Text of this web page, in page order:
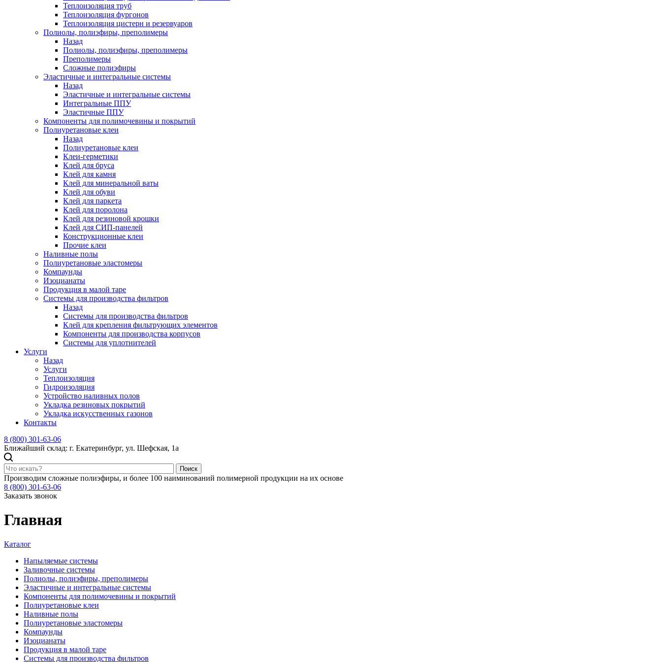
Теплоизоляция труб
Теплоизоляция фургонов
Теплоизоляция цистерн и резервуаров
Полиолы, полиэфиры, преполимеры
Назад
Полиолы, полиэфиры, преполимеры
Преполимеры
Сложные полиэфиры
Эластичные и интегральные системы
Назад
Эластичные и интегральные системы
Интегральные ППУ
Эластичные ППУ
Компоненты для полимочевины и покрытий
Полиуретановые клеи
Назад
Полиуретановые клеи
Клеи-герметики
Клей для бруса
Клей для камня
Клей для минеральной ваты
Клей для обуви
Клей для паркета
Клей для поролона
Клей для резиновой крошки
Клей для СИП-панелей
Конструкционные клеи
Прочие клеи
Наливные полы
Полиуретановые эластомеры
Компаунды
Изоцианаты
Продукция в малой таре
Системы для производства фильтров
Назад
Системы для производства фильтров
Клей для крепления фильтрующих элементов
Компоненты для производства корпусов
Системы для уплотнителей
Услуги
Назад
Услуги
Теплоизоляция
Гидроизоляция
Устройство наливных полов
Укладка резиновых покрытий
Укладка искусственных газонов
Контакты
8 (800) 301-63-06
Ближайший склад: г. Екатеринбург, ул. Шефская, 1а
Поиск
Производим сложные полиэфиры, и более 100 наиминований полимерной продукции на их основе
8 (800) 301-63-06
Заказать звонок
Главная
Каталог
Напыляемые системы
Заливочные системы
Полиолы, полиэфиры, преполимеры
Эластичные и интегральные системы
Компоненты для полимочевины и покрытий
Полиуретановые клеи
Наливные полы
Полиуретановые эластомеры
Компаунды
Изоцианаты
Продукция в малой таре
Системы для производства фильтров